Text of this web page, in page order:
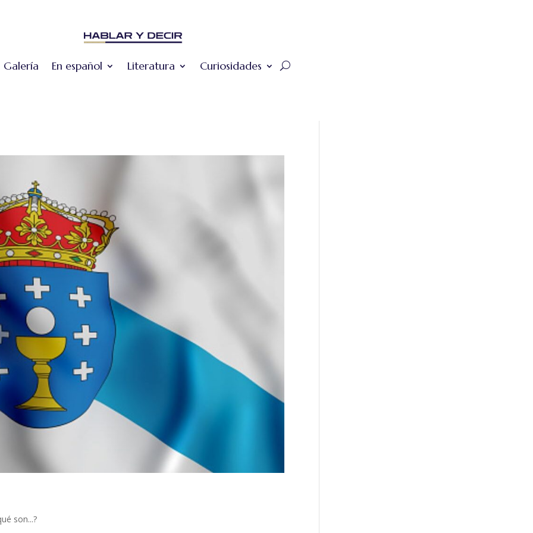
Galería En español Literatura Curiosidades
son...?